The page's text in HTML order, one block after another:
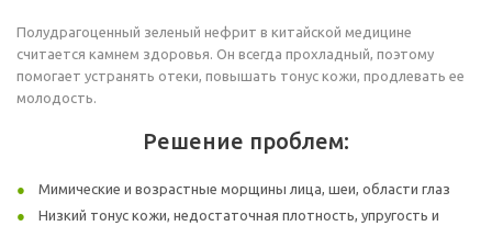
Полудрагоценный зеленый нефрит в китайской медицине
считается камнем здоровья. Он всегда прохладный, поэтому
помогает устранять отеки, повышать тонус кожи, продлевать ее
молодость.
Решение проблем:
Мимические и возрастные морщины лица, шеи, области глаз
Низкий тонус кожи, недостаточная плотность, упругость и